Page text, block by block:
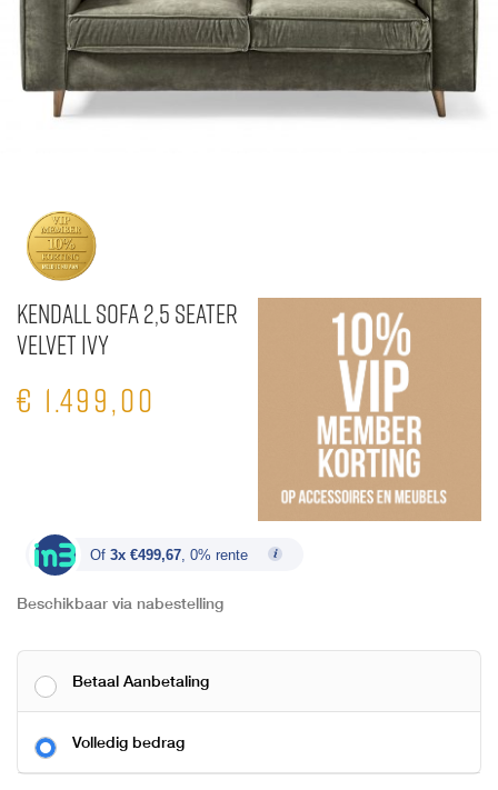
Kendall Sofa 2,5 Seater
Velvet Ivy
€ 1.499,00
Of 3x €499,67 , 0% rente
Beschikbaar via nabestelling
Betaal Aanbetaling
Volledig bedrag